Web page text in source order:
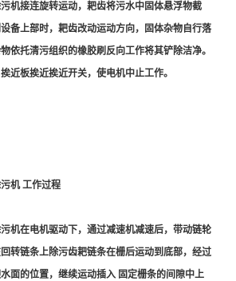
机接连旋转运动，耙齿将污水中固体悬浮物截
备上部时，耙齿改动运动方向，固体杂物自行落
依托清污组织的橡胶刷反向工作将其铲除洁净。
近板挨近挨近开关，使电机中止工作。
机 工作过程
机在电机驱动下，通过减速机减速后，带动链轮
转链条上除污齿耙链条在栅后运动到底部，经过
面的位置，继续运动插入 固定栅条的间隙中上